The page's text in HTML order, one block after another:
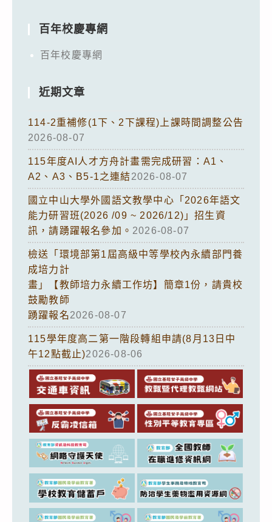
百年校慶專網
百年校慶專網
近期文章
114-2重補修(1下、2下課程)上課時間調整公告
2026-08-07
115年度AI人才方舟計畫需完成研習：A1、
A2、A3、B5-1之連結2026-08-07
國立中山大學外國語文教學中心「2026年語文
能力研習班(2026 /09 ~ 2026/12)」招生資
訊，請踴躍報名參加。 2026-08-07
檢送「環境部第1屆高級中等學校內永續部門養
成培力計
畫」【教師培力永續工作坊】簡章1份，請貴校
鼓勵教師
踴躍報名2026-08-07
115學年度高二第一階段轉組申請(8月13日中
午12點截止)2026-08-06